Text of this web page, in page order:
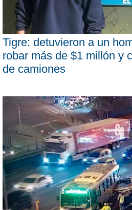
Tigre: detuvieron a un
robar más de $1 millón y
de camiones